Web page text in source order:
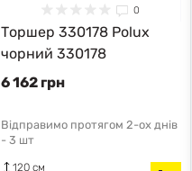
0
Торшер 330178 Polux
чорний 330178
6 162 грн
Відправимо протягом 2-ох днів
- 3 шт
120 см